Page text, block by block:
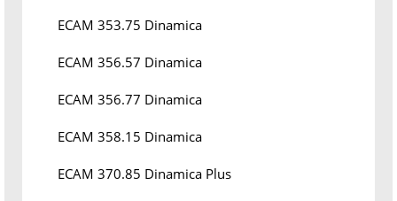
ECAM 353.75 Dinamica
ECAM 356.57 Dinamica
ECAM 356.77 Dinamica
ECAM 358.15 Dinamica
ECAM 370.85 Dinamica Plus